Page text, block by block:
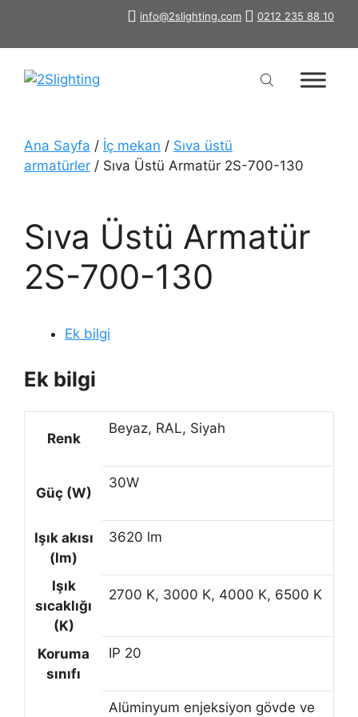
info@2slighting.com 0212 235 88 10
Ana Sayfa / İç mekan / Sıva üstü
armatürler / Sıva Üstü Armatür 2S-700-130
Sıva Üstü Armatür
2S-700-130
Ek bilgi
Ek bilgi
Renk
Beyaz, RAL, Siyah
Güç (W)
30W
Işık akısı
(lm)
3620 lm
Işık
sıcaklığı
(K)
2700 K, 3000 K, 4000 K, 6500 K
Koruma
sınıfı
IP 20
Alüminyum enjeksiyon gövde ve